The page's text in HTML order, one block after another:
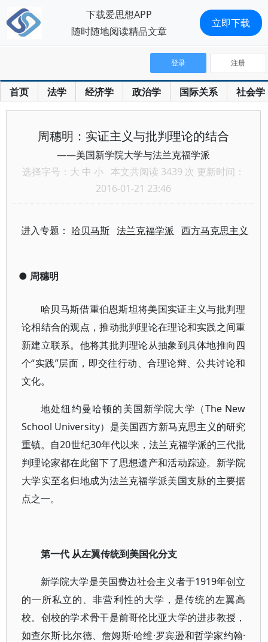
首页 法学 经济学 政治学 国际关系 社会学
登录 注册
周穗明：实证主义与批判理论的结合
——美国新学院大学与法兰克福学派
选择字号： 大 中 小 本文共阅读 3439 次 更新时间：
2016-01-21 23:46
进入专题： 哈贝马斯 法兰克福学派 西方马克思主义
● 周穗明
哈贝马斯借重伯恩斯坦将美国实证主义与批判理
论相结合的观点，推动批判理论在理论和实践之间重
新建立联系。他将其批判理论从抽象到具体地推向四
个“实践”层面，即交往行动、合理论辩、公共讨论和
文化。
地处纽约曼哈顿的美国新学院大学（The New
School University）是美国西方新马克思主义的研究
重镇。自20世纪30年代以来，法兰克福学派的三代批
判理论家都在此留下了思想遗产和活动踪迹。新学院
大学实至名归地成为法兰克福学派美国支脉的主要据
点之一。
第一代 从左翼传统到美国化分支
新学院大学是美国费边社会主义者于1919年创立
的一所私立的、非营利性的大学，是传统的左翼高
校。创校的学术骨干是前哥伦比亚大学的进步教授，
如查尔斯·比尔德、詹姆斯·哈维·罗宾逊和哲学家约翰·
下载爱思想APP
随时随地阅读精品文章
立即下载